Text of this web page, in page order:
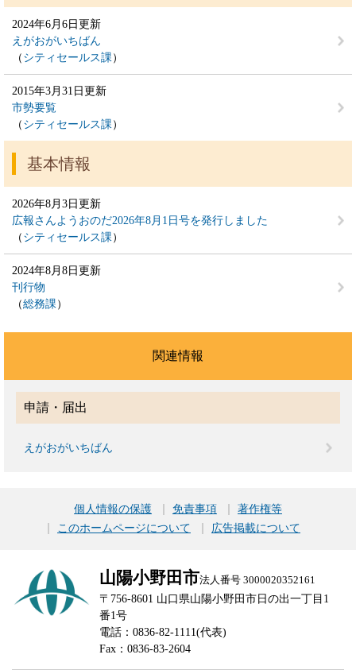
2024年6月6日更新
えがおがいちばん
シティセールス課
2015年3月31日更新
市勢要覧
シティセールス課
基本情報
2026年8月3日更新
広報さんようおのだ2026年8月1日号を発行しました
シティセールス課
2024年8月8日更新
刊行物
総務課
関連情報
申請・届出
えがおがいちばん
個人情報の保護 免責事項
著作権等
このホームページについて
広告掲載について
山陽小野田市法人番号 3000020352161
〒756-8601 山口県山陽小野田市日の出一丁目1
番1号
電話：0836-82-1111(代表)
Fax：0836-83-2604